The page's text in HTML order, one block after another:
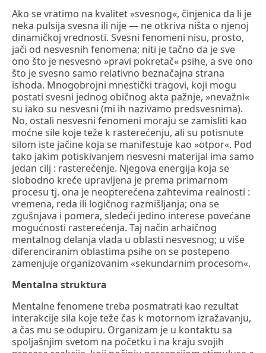
Ako se vratimo na kvalitet »svesnog«, činjenica da li je
neka pulsija svesna ili nije — ne otkriva ništa o njenoj
dinamičkoj vrednosti. Svesni fenomeni nisu, prosto,
jači od nesvesnih fenomena; niti je tačno da je sve
ono što je nesvesno »pravi pokretač« psihe, a sve ono
što je svesno samo relativno beznačajna strana
ishoda. Mnogobrojni mnestički tragovi, koji mogu
postati svesni jednog običnog akta pažnje, »nevažni«
su iako su nesvesni (mi ih nazivamo predsvesnima).
No, ostali nesvesni fenomeni moraju se zamisliti kao
moćne sile koje teže k rasterećenju, ali su potisnute
silom iste jačine koja se manifestuje kao »otpor«. Pod
tako jakim potiskivanjem nesvesni materijal ima samo
jedan cilj : rasterećenje. Njegova energija koja se
slobodno kreće upravljena je prema primarnom
procesu tj. ona je neopterećena zahtevima realnosti :
vremena, reda ili logičnog razmišljanja; ona se
zgušnjava i pomera, sledeći jedino interese povećane
mogućnosti rasterećenja. Taj način arhaičnog
mentalnog delanja vlada u oblasti nesvesnog; u više
diferenciranim oblastima psihe on se postepeno
zamenjuje organizovanim «sekundarnim procesom«.
Mentalna struktura
Mentalne fenomene treba posmatrati kao rezultat
interakcije sila koje teže čas k motornom izražavanju,
a čas mu se odupiru. Organizam je u kontaktu sa
spoljašnjim svetom na početku i na kraju svojih